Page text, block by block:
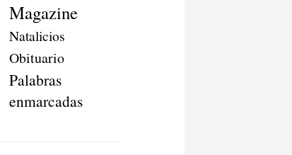
Magazine
Natalicios
Obituario
Palabras
enmarcadas